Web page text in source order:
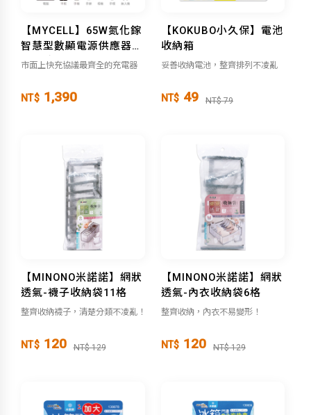
【MYCELL】65W氮化鎵
智慧型數顯電源供應器
（附收納盒）
市面上快充協議最齊全的充電器
NT$ 1,390
【KOKUBO小久保】電池
收納箱
妥善收納電池，整齊排列不凌亂
NT$ 49 NT$ 79
【MINONO米諾諾】網狀
透氣-襪子收納袋11格
整齊收納襪子，清楚分類不凌亂！
NT$ 120 NT$ 129
【MINONO米諾諾】網狀
透氣-內衣收納袋6格
整齊收納，內衣不易變形！
NT$ 120 NT$ 129